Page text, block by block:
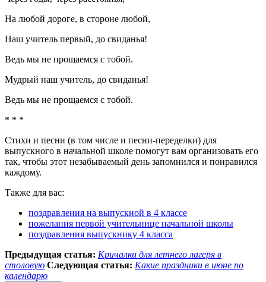
На любой дороге, в стороне любой,
Наш учитель первый, до свиданья!
Ведь мы не прощаемся с тобой.
Мудрый наш учитель, до свиданья!
Ведь мы не прощаемся с тобой.
* * *
Стихи и песни (в том числе и песни-переделки) для
выпускного в начальной школе помогут вам организовать его
так, чтобы этот незабываемый день запомнился и понравился
каждому.
Также для вас:
поздравления на выпускной в 4 классе
пожелания первой учительнице начальной школы
поздравления выпускнику 4 класса
Предыдущая статья: Кричалки для летнего лагеря в
столовую Следующая статья: Какие праздники в июне по
календарю